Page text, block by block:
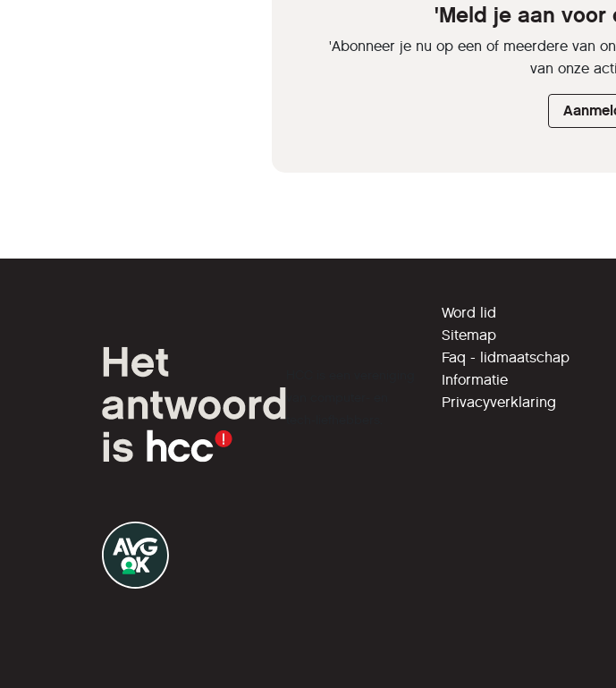
'Meld je aan
'Abonneer je nu op een of meerdere van
van onze
tech-liefhebbers.
Word lid
Sitemap
Faq - lidmaatschap
Informatie
Privacyverklaring